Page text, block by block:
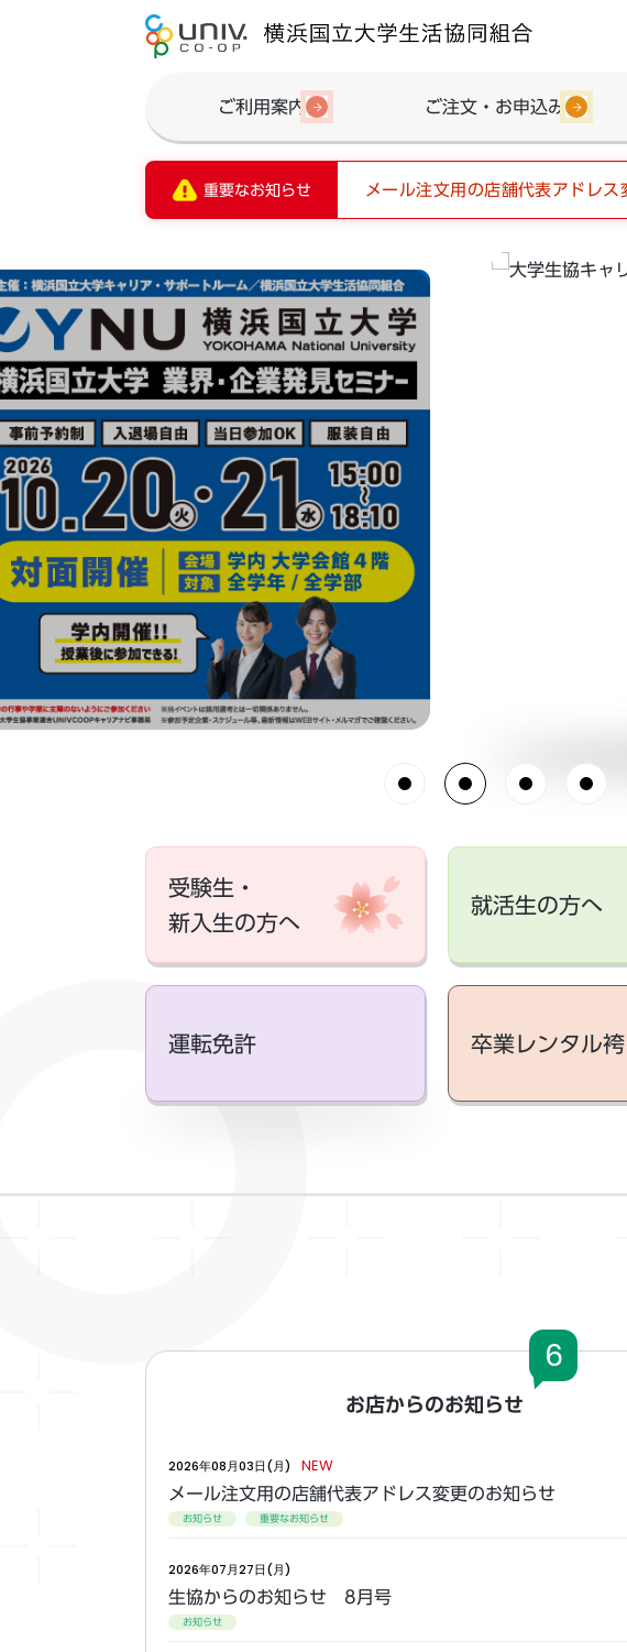
ご利用案内 ご注文・お申込み
重要なお知らせ メール注文用の店舗代表アドレス
受験生・
新入生の方へ
就活生の方へ
運転免許 卒業レンタル袴
6
お店からのお知らせ
2026年08月03日(月) NEW
メール注文用の店舗代表アドレス変更のお知らせ
お知らせ 重要なお知らせ
2026年07月27日(月)
生協からのお知らせ 8月号
お知らせ